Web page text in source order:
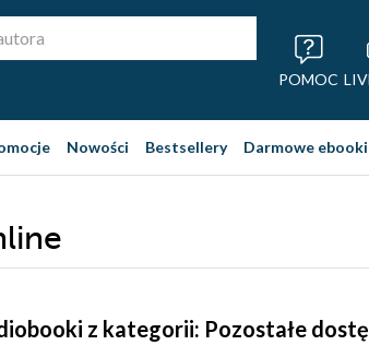
POMOC
Nowości Bestsellery Darmowe ebooki
z kategorii: Pozostałe